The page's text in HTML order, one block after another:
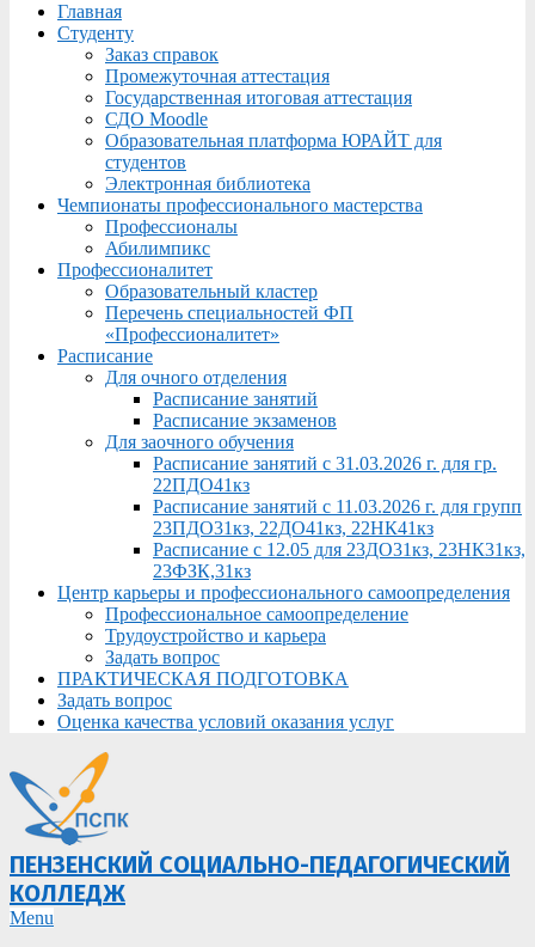
Menu
Главная
Студенту
Заказ справок
Промежуточная аттестация
Государственная итоговая аттестация
СДО Moodle
Образовательная платформа ЮРАЙТ для
студентов
Электронная библиотека
Чемпионаты профессионального мастерства
Профессионалы
Абилимпикс
Профессионалитет
Образовательный кластер
Перечень специальностей ФП
«Профессионалитет»
Расписание
Для очного отделения
Расписание занятий
Расписание экзаменов
Для заочного обучения
Расписание занятий с 31.03.2026 г. для гр.
22ПДО41кз
Расписание занятий с 11.03.2026 г. для групп
23ПДО31кз, 22ДО41кз, 22НК41кз
Расписание с 12.05 для 23ДО31кз, 23НК31кз,
23ФЗК,31кз
Центр карьеры и профессионального самоопределения
Профессиональное самоопределение
Трудоустройство и карьера
Задать вопрос
ПРАКТИЧЕСКАЯ ПОДГОТОВКА
Задать вопрос
Оценка качества условий оказания услуг
ПЕНЗЕНСКИЙ СОЦИАЛЬНО-ПЕДАГОГИЧЕСКИЙ
КОЛЛЕДЖ
Primary
Menu